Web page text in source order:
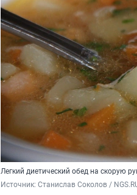
Легкий диетический обед на скорую
Источник: Станислав Соколов /